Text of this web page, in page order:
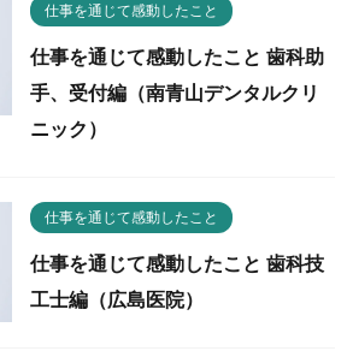
仕事を通じて感動したこと
仕事を通じて感動したこと 歯科助
手、受付編（南青山デンタルクリ
ニック）
仕事を通じて感動したこと
仕事を通じて感動したこと 歯科技
工士編（広島医院）